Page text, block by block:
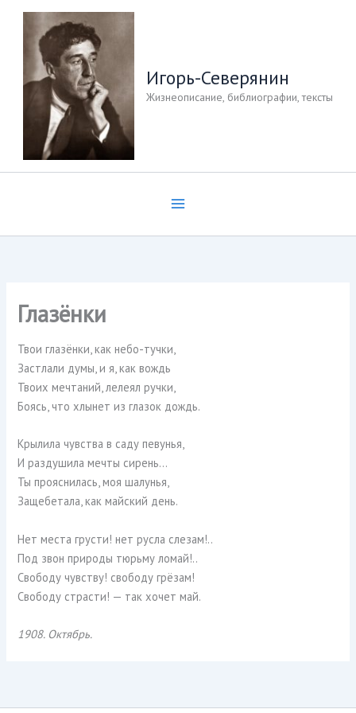
Перейти
содержимому
Игорь-Северянин
Жизнеописание, библиографии, тексты
Глазёнки
Твои глазёнки, как небо-тучки,
Застлали думы, и я, как вождь
Твоих мечтаний, лелеял ручки,
Боясь, что хлынет из глазок дождь.
Крылила чувства в саду певунья,
И раздушила мечты сирень…
Ты прояснилась, моя шалунья,
Защебетала, как майский день.
Нет места грусти! нет русла слезам!..
Под звон природы тюрьму ломай!..
Свободу чувству! свободу грёзам!
Свободу страсти! — так хочет май.
1908. Октябрь.